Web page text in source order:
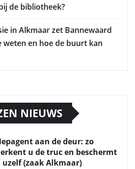
de bibliotheek?
in Alkmaar zet Bannewaard
weten en hoe de buurt kan
NIEUWS
aan de deur: zo
u de truc en beschermt
uzelf (zaak Alkmaar)